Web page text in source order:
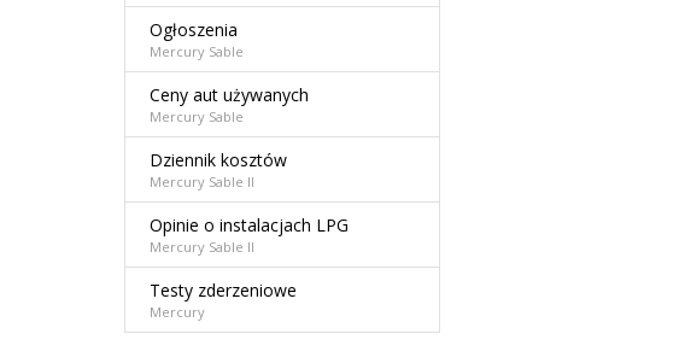
Ogłoszenia
Mercury Sable
Ceny aut używanych
Mercury Sable
Dziennik kosztów
Mercury Sable II
Opinie o instalacjach LPG
Mercury Sable II
Testy zderzeniowe
Mercury